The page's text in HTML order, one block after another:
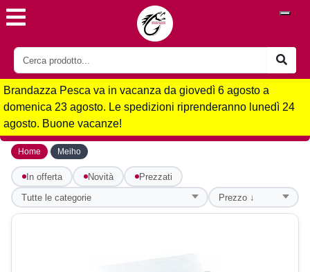
Brandazza Pesca va in vacanza da giovedì 6 agosto a
domenica 23 agosto. Le spedizioni riprenderanno lunedì 24
agosto. Buone vacanze!
Home › Meiho
In offerta Novità Prezzati